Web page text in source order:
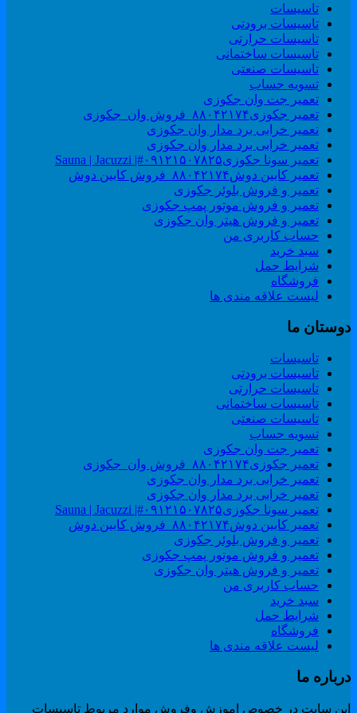
تاسیسات
تاسیسات برودتی
تاسیسات حرارتی
تاسیسات ساختمانی
تاسیسات صنعتی
تسویه حساب
تعمیر جت وان جکوزی
تعمیر جکوزی۸۸۰۴۲۱۷۴_فروش وان_جکوزی
تعمیر خرابی برد مدار وان جکوزی
تعمیر خرابی برد مدار وان جکوزی
تعمیر سونا جکوزی۰۹۱۲۱۵۰۷۸۲۵#| Sauna | Jacuzzi
تعمیر کابین دوش۸۸۰۴۲۱۷۴_فروش کابین دوش
تعمیر و فروش بلوئر جکوزی
تعمیر و فروش موتور پمپ جکوزی
تعمیر و فروش هیتر وان جکوزی
حساب کاربری من
سبد خرید
شرایط حمل
فروشگاه
لیست علاقه مندی ها
ما
تاسیسات
تاسیسات برودتی
تاسیسات حرارتی
تاسیسات ساختمانی
تاسیسات صنعتی
تسویه حساب
تعمیر جت وان جکوزی
تعمیر جکوزی۸۸۰۴۲۱۷۴_فروش وان_جکوزی
تعمیر خرابی برد مدار وان جکوزی
تعمیر خرابی برد مدار وان جکوزی
تعمیر سونا جکوزی۰۹۱۲۱۵۰۷۸۲۵#| Sauna | Jacuzzi
تعمیر کابین دوش۸۸۰۴۲۱۷۴_فروش کابین دوش
تعمیر و فروش بلوئر جکوزی
تعمیر و فروش موتور پمپ جکوزی
تعمیر و فروش هیتر وان جکوزی
حساب کاربری من
سبد خرید
شرایط حمل
فروشگاه
لیست علاقه مندی ها
ما
سایت در خصوص اموزش وفروش موارد مربوط تاسیسات